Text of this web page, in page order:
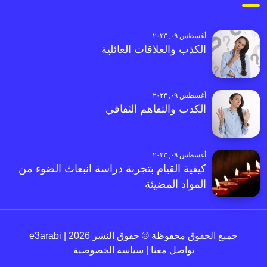
أغسطس ٠٩, ٢٠٢٣
الكذب والعلاقات العائلية
أغسطس ٠٩, ٢٠٢٣
الكذب والتفاهم الثقافي
أغسطس ٠٩, ٢٠٢٣
كيفية القيام بتجربة دراسة انبعاث الضوء من
المواد المضيئة
جميع الحقوق محفوظة © حقوق النشر 2026 | e3arabi
تواصل معنا
سياسة الخصوصية